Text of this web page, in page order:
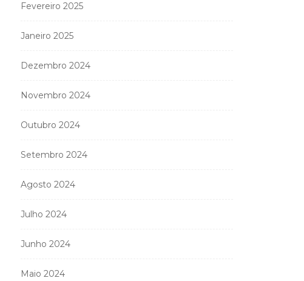
Fevereiro 2025
Janeiro 2025
Dezembro 2024
Novembro 2024
Outubro 2024
Setembro 2024
Agosto 2024
Julho 2024
Junho 2024
Maio 2024